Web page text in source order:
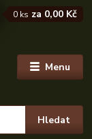
Menu
Hledat
0 ks za 0,00 Kč